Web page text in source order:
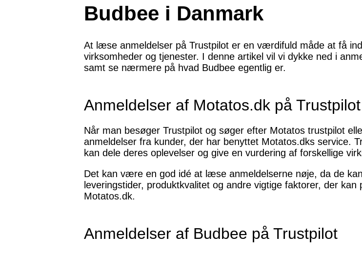
Budbee i Danmark
At læse anmeldelser på Trustpilot er en værdifuld måde at få
virksomheder og tjenester. I denne artikel vil vi dykke ned i
samt se nærmere på hvad Budbee egentlig er.
Anmeldelser af Motatos.dk på Trustpilot
Når man besøger Trustpilot og søger efter Motatos trustpilot
anmeldelser fra kunder, der har benyttet Motatos.dks service.
kan dele deres oplevelser og give en vurdering af forskellige
Det kan være en god idé at læse anmeldelserne nøje, da de
leveringstider, produktkvalitet og andre vigtige faktorer, der
Motatos.dk.
Anmeldelser af Budbee på Trustpilot